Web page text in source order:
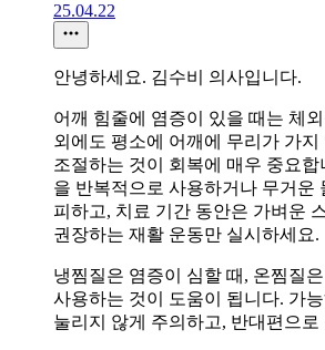
25.04.22
안녕하세요. 김수비 의사입니다.
어깨 힘줄에 염증이 있을 때는 체
외에도 평소에 어깨에 무리가 가
조절하는 것이 회복에 매우 중요
을 반복적으로 사용하거나 무거운
피하고, 치료 기간 동안은 가벼운
권장하는 재활 운동만 실시하세요.
냉찜질은 염증이 심할 때, 온찜질
사용하는 것이 도움이 됩니다. 가
눌리지 않게 주의하고, 반대편으로